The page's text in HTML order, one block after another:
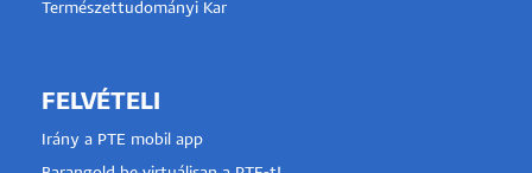
Természettudományi Kar
FELVÉTELI
Irány a PTE mobil app